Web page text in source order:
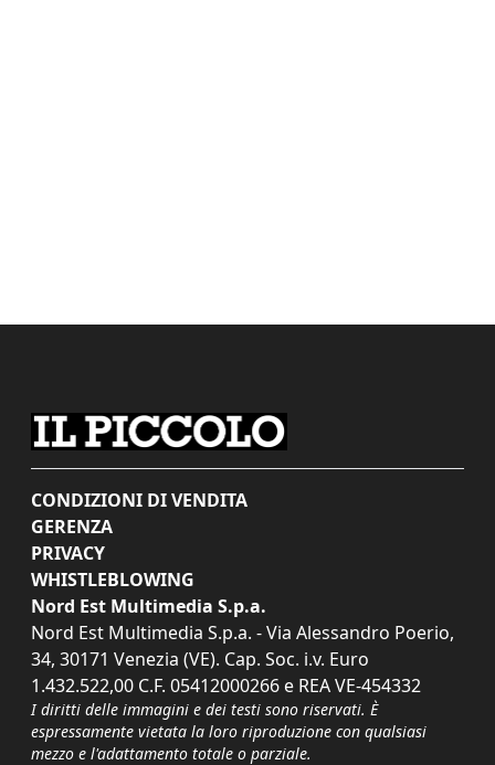
CONDIZIONI DI VENDITA
GERENZA
PRIVACY
WHISTLEBLOWING
Nord Est Multimedia S.p.a.
Nord Est Multimedia S.p.a. - Via Alessandro Poerio,
34, 30171 Venezia (VE). Cap. Soc. i.v. Euro
1.432.522,00 C.F. 05412000266 e REA VE-454332
I diritti delle immagini e dei testi sono riservati. È
espressamente vietata la loro riproduzione con qualsiasi
mezzo e l'adattamento totale o parziale.